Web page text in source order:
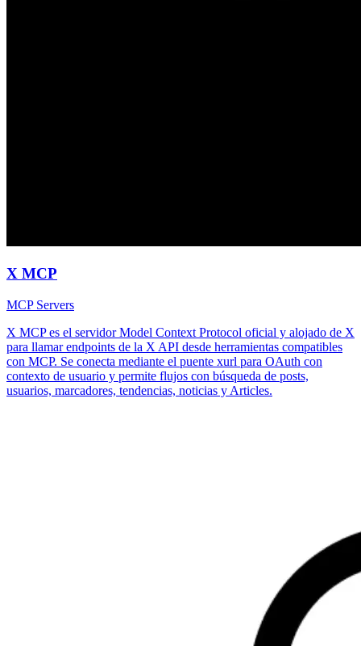
X MCP
MCP Servers
X MCP es el servidor Model Context Protocol oficial y alojado de X
para llamar endpoints de la X API desde herramientas compatibles
con MCP. Se conecta mediante el puente xurl para OAuth con
contexto de usuario y permite flujos con búsqueda de posts,
usuarios, marcadores, tendencias, noticias y Articles.